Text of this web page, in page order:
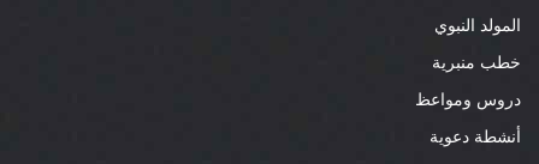
المولد النبوي
خطب منبرية
دروس ومواعظ
أنشطة دعوية